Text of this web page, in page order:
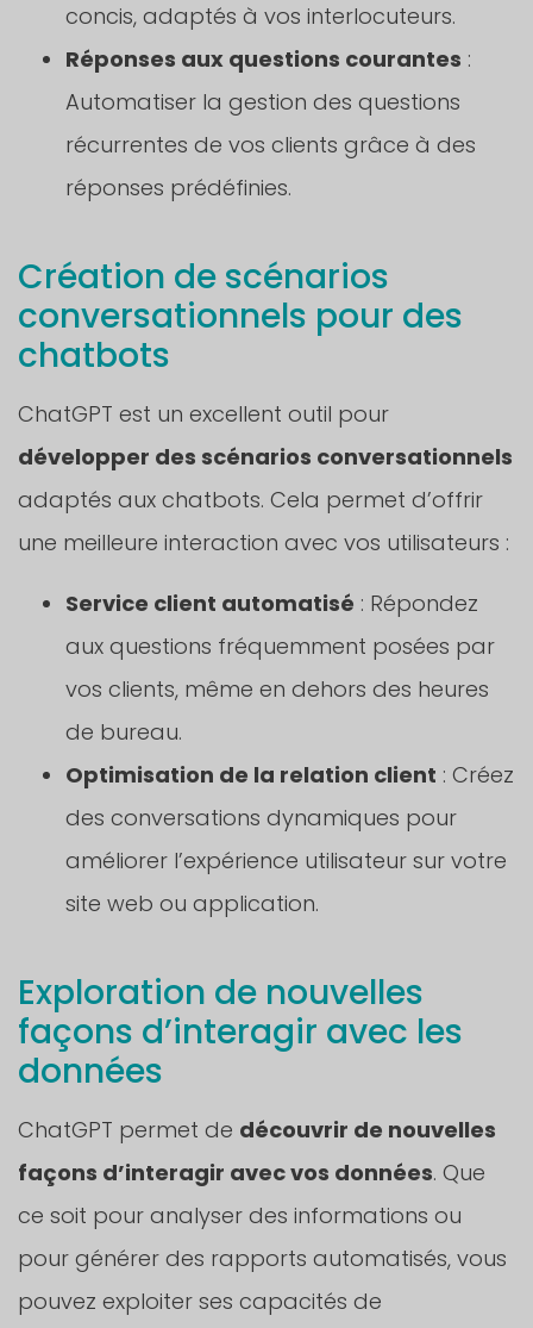
concis, adaptés à vos interlocuteurs.
Réponses aux questions courantes :
Automatiser la gestion des questions
récurrentes de vos clients grâce à des
réponses prédéfinies.
Création de scénarios
conversationnels pour des
chatbots
ChatGPT est un excellent outil pour
développer des scénarios conversationnels
adaptés aux chatbots. Cela permet d’offrir
une meilleure interaction avec vos utilisateurs :
Service client automatisé : Répondez
aux questions fréquemment posées par
vos clients, même en dehors des heures
de bureau.
Optimisation de la relation client : Créez
des conversations dynamiques pour
améliorer l’expérience utilisateur sur votre
site web ou application.
Exploration de nouvelles
façons d’interagir avec les
données
ChatGPT permet de découvrir de nouvelles
façons d’interagir avec vos données. Que
ce soit pour analyser des informations ou
pour générer des rapports automatisés, vous
pouvez exploiter ses capacités de